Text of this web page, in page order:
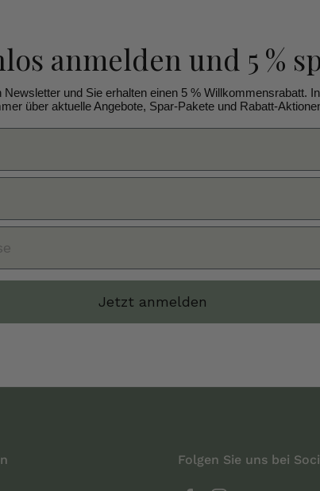
anmelden und 5 %
Newsletter und Sie erhalten einen 5 % Willkommensrabatt.
über aktuelle Angebote, Spar-Pakete und Rabatt-
Jetzt anmelden
Folgen Sie uns bei